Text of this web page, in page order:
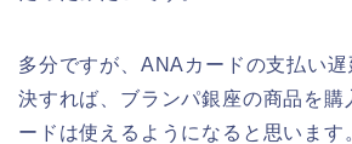
多分ですが、ANAカードの支払い
決すれば、ブランパ銀座の商品を購
ードは使えるようになると思います